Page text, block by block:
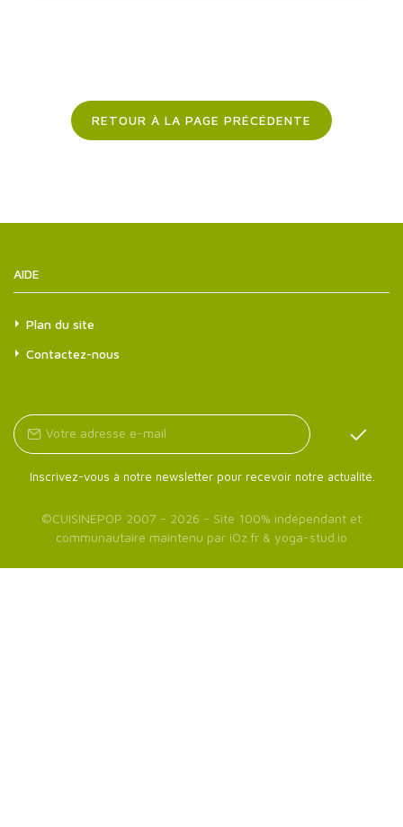
RETOUR À LA PAGE PRÉCÉDENTE
AIDE
Plan du site
Contactez-nous
Inscrivez-vous à notre newsletter pour recevoir notre actualité.
©CUISINEPOP 2007 - 2026 - Site 100% indépendant et
communautaire maintenu par iOz.fr & yoga-stud.io